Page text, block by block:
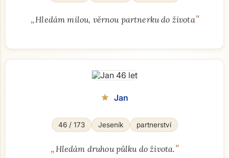
„Hledám milou, věrnou partnerku do života"
star Jan
46 / 173 Jeseník partnerství
„Hledám druhou půlku do života."